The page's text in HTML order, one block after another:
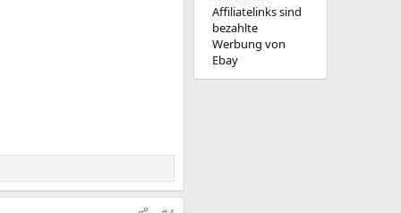
Affiliatelinks sind
bezahlte
Werbung von
Ebay